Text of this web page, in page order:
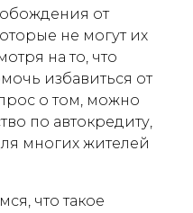
от
не могут их
на то, что
избавиться от
о том, можно
по автокредиту,
многих жителей
что такое